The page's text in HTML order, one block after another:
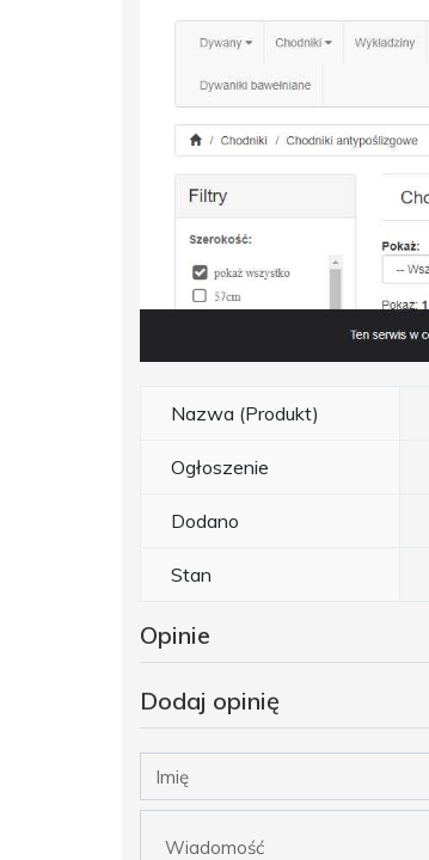
Nazwa (Produkt)
Ogłoszenie
Dodano
Stan
Opinie
Dodaj opinię